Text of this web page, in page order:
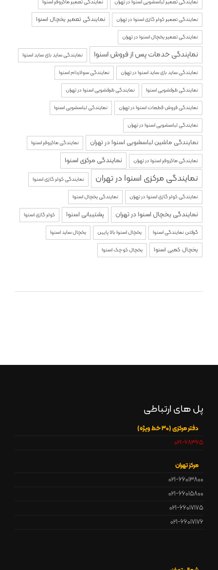
نمایندگی تعمیر لباسشویی اسنوا در تهران نمایندگی تعمیر ماکروفر اسنوا
نمایندگی تعمیر کولر گازی اسنوا در تهران نمایندگی تعمیر یخچال اسنوا
نمایندگی تعمیر یخچال اسنوا در تهران
نمایندگی خدمات پس از فروش اسنوا نمایندگی ساید بای ساید اسنوا
نمایندگی ساید بای ساید اسنوا در تهران نمایندگی سولاردام اسنوا
نمایندگی ظرفشویی اسنوا نمایندگی ظرفشویی اسنوا در تهران
نمایندگی فروش قطعات اسنوا در تهران نمایندگی لباسشویی اسنوا
نمایندگی لباسشویی اسنوا در تهران
نمایندگی ماشین لباسشویی اسنوا در تهران نمایندگی ماکروفر اسنوا
نمایندگی ماکروفر اسنوا در تهران نمایندگی مرکزی اسنوا
نمایندگی مرکزی اسنوا در تهران نمایندگی کولر گازی اسنوا
نمایندگی کولر گازی اسنوا در تهران نمایندگی یخچال اسنوا
نمایندگی یخچال اسنوا در تهران پشتیبانی اسنوا کولر گازی اسنوا
گرفتن نمایندگی اسنوا یخچال اسنوا بالا پایین یخچال ساید اسنوا
یخچال کمبی اسنوا یخچال کوچک اسنوا
پل های ارتباطی
دفتر مرکزی (30 خط ویژه)
021-68365
مرکز تهران
021-66013800
021-66015800
021-66017175
021-66017176